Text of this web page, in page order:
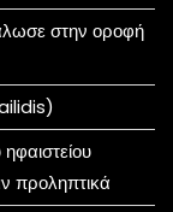
στην οροφή
προληπτικά